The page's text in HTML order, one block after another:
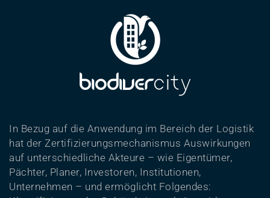
In Bezug auf die Anwendung im Bereich der Logistik
hat der Zertifizierungsmechanismus Auswirkungen
auf unterschiedliche Akteure – wie Eigentümer,
Pächter, Planer, Investoren, Institutionen,
Unternehmen – und ermöglicht Folgendes: